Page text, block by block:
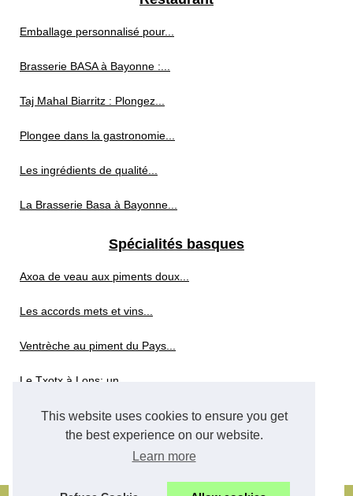
This website uses cookies to ensure you get
the best experience on our website.
Learn more
Emballage personnalisé pour...
Brasserie BASA à Bayonne :...
Taj Mahal Biarritz : Plongez...
Plongee dans la gastronomie...
Les ingrédients de qualité...
La Brasserie Basa à Bayonne...
Spécialités basques
Axoa de veau aux piments doux...
Les accords mets et vins...
Ventrèche au piment du Pays...
Le Txotx à Lons: un...
Whisky sans alcool
Whisky sans alcool : les...